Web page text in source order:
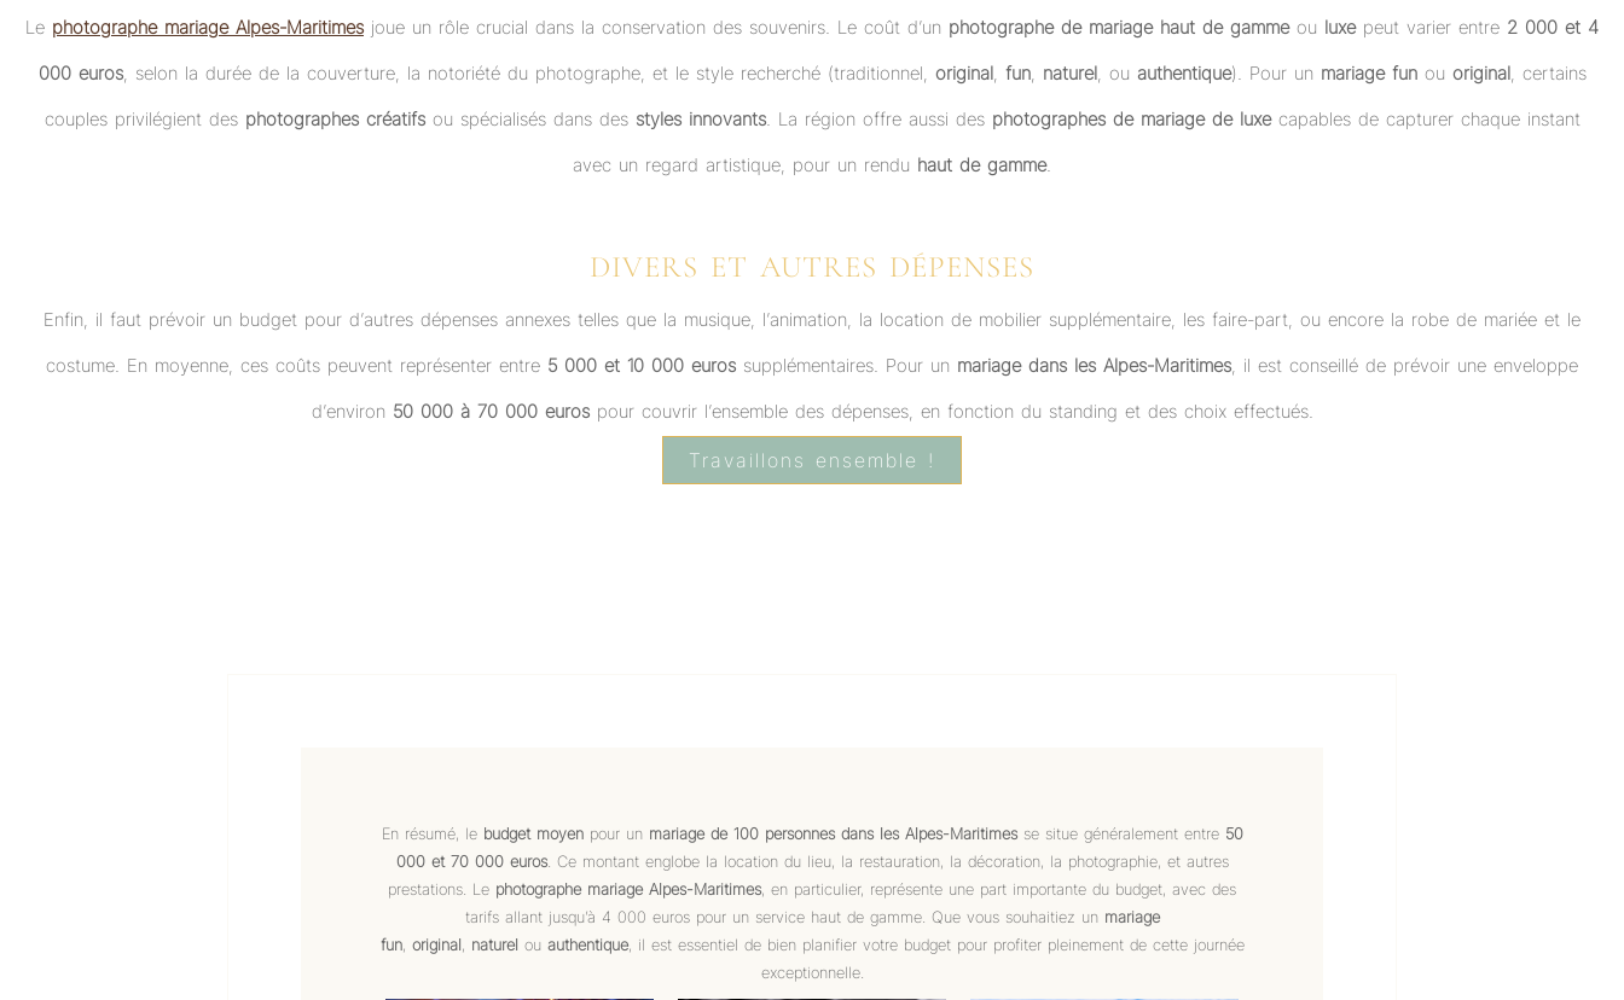
Le photographe mariage Alpes-Maritimesjoue un rôle crucial dans la conservation des souvenirs. Le coût d’un photographe de mariage haut de gammeou luxepeut varier entre 2 000 et 4
000 euros, selon la durée de la couverture, la notoriété du photographe, et le style recherché (traditionnel, original, fun, naturel, ou authentique). Pour un mariage funou original, certains
couples privilégient des photographes créatifsou spécialisés dans des styles innovants. La région offre aussi des photographes de mariage de luxecapables de capturer chaque instant
avec un regard artistique, pour un rendu haut de gamme.
DIVERS ET AUTRES DÉPENSES
Enfin, il faut prévoir un budget pour d’autres dépenses annexes telles que la musique, l’animation, la location de mobilier supplémentaire, les faire-part, ou encore la robe de mariée et le
costume. En moyenne, ces coûts peuvent représenter entre 5 000 et 10 000 euros supplémentaires. Pour un mariage dans les Alpes-Maritimes, il est conseillé de prévoir une enveloppe
d’environ 50 000 à 70 000 eurospour couvrir l’ensemble des dépenses, en fonction du standing et des choix effectués.
Travaillons ensemble !
En résumé, le budget moyenpour un mariage de 100 personnes dans les Alpes-Maritimesse situe généralement entre 50
000 et 70 000 euros. Ce montant englobe la location du lieu, la restauration, la décoration, la photographie, et autres
prestations. Le photographe mariage Alpes-Maritimes, en particulier, représente une part importante du budget, avec des
tarifs allant jusqu’à 4 000 euros pour un service haut de gamme. Que vous souhaitiez un mariage
fun, original, naturelou authentique, il est essentiel de bien planifier votre budget pour profiter pleinement de cette journée
exceptionnelle.